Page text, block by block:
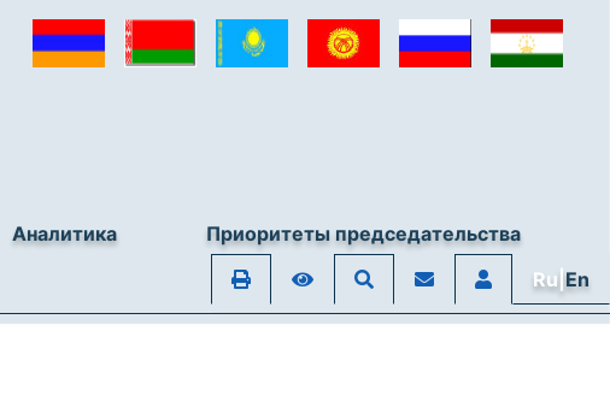
Аналитика
Приоритеты председательства
Ru|En